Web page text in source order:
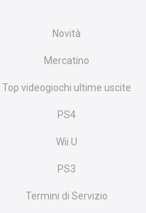
Novità
Mercatino
Top videogiochi ultime uscite
PS4
Wii U
PS3
Termini di Servizio